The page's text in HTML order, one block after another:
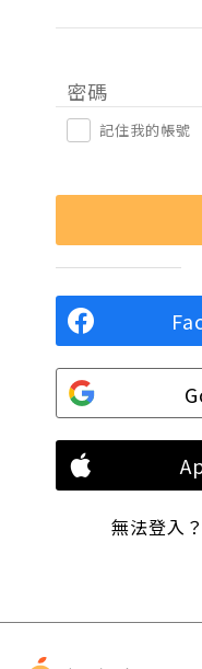
密碼
記住我的帳號
無法登入